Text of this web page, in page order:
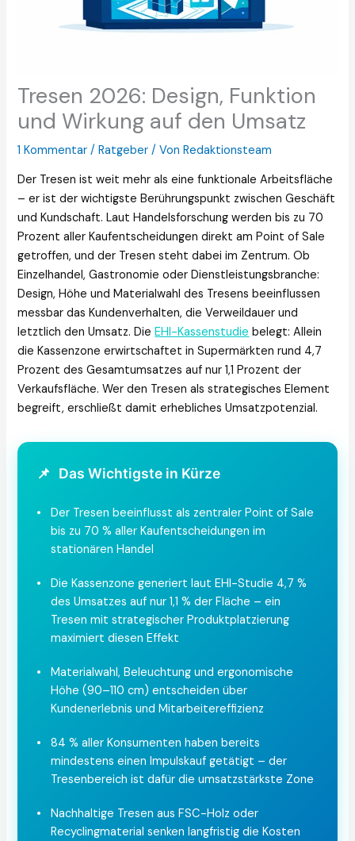
Tresen 2026: Design, Funktion
und Wirkung auf den Umsatz
1 Kommentar /Ratgeber / VonRedaktionsteam
Der Tresen ist weit mehr als eine funktionale Arbeitsfläche
– er ist der wichtigste Berührungspunkt zwischen Geschäft
und Kundschaft. Laut Handelsforschung werden bis zu 70
Prozent aller Kaufentscheidungen direkt am Point of Sale
getroffen, und der Tresen steht dabei im Zentrum. Ob
Einzelhandel, Gastronomie oder Dienstleistungsbranche:
Design, Höhe und Materialwahl des Tresens beeinflussen
messbar das Kundenverhalten, die Verweildauer und
letztlich den Umsatz. DieEHI-Kassenstudie belegt: Allein
die Kassenzone erwirtschaftet in Supermärkten rund 4,7
Prozent des Gesamtumsatzes auf nur 1,1 Prozent der
Verkaufsfläche. Wer den Tresen als strategisches Element
begreift, erschließt damit erhebliches Umsatzpotenzial.
📌 Das Wichtigste in Kürze
•
Der Tresen beeinflusst als zentraler Point of Sale
bis zu 70 % aller Kaufentscheidungen im
stationären Handel
•
Die Kassenzone generiert laut EHI-Studie 4,7 %
des Umsatzes auf nur 1,1 % der Fläche – ein
Tresen mit strategischer Produktplatzierung
maximiert diesen Effekt
•
Materialwahl, Beleuchtung und ergonomische
Höhe (90–110 cm) entscheiden über
Kundenerlebnis und Mitarbeitereffizienz
•
84 % aller Konsumenten haben bereits
mindestens einen Impulskauf getätigt – der
Tresenbereich ist dafür die umsatzstärkste Zone
•
Nachhaltige Tresen aus FSC-Holz oder
Recyclingmaterial senken langfristig die Kosten